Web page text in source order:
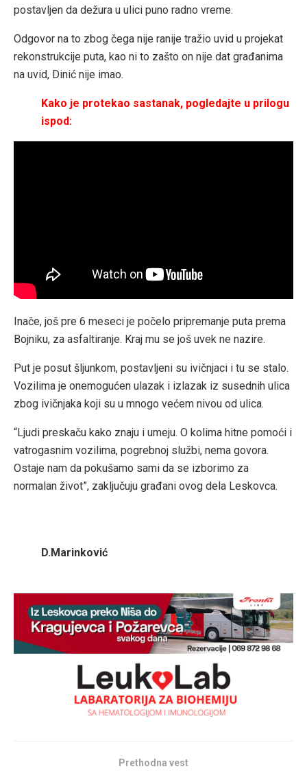
postavljen da dežura u ulici puno radno vreme.
Odgovor na to zbog čega nije ranije tražio uvid u projekat
rekonstrukcije puta, kao ni to zašto on nije dat građanima
na uvid, Dinić nije imao.
Kako je protekao sastanak, pogledajte u prilogu
ispod:
Inače, još pre 6 meseci je počelo pripremanje puta prema
Bojniku, za asfaltiranje. Kraj mu se još uvek ne nazire.
Put je posut šljunkom, postavljeni su ivičnjaci i tu se stalo.
Vozilima je onemogućen ulazak i izlazak iz susednih ulica
zbog ivičnjaka koji su u mnogo većem nivou od ulica.
“Ljudi preskaču kako znaju i umeju. O kolima hitne pomoći i
vatrogasnim vozilima, pogrebnoj službi, nema govora.
Ostaje nam da pokušamo sami da se izborimo za
normalan život”, zaključuju građani ovog dela Leskovca.
D.Marinković
Prethodna vest